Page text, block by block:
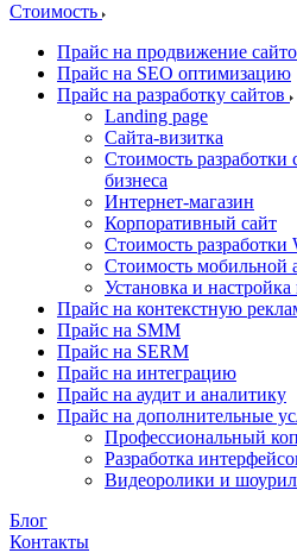
Стоимость
Прайс на продвижение
Прайс на SEO оптимизацию
Прайс на разработку сайтов
Landing page
Cайта-визитка
Стоимость разработки
бизнеса
Интернет-магазин
Корпоративный сайт
Стоимость разработки
Стоимость мобильной
Установка и
Прайс на контекстную
Прайс на SMM
Прайс на SERM
Прайс на интеграцию
Прайс на аудит и аналитику
Прайс на дополнительные
Профессиональный
Разработка
Видеоролики и
Блог
Контакты